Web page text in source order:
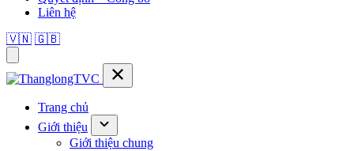
Liên hệ
🇻🇳 🇬🇧
Trang chủ
Giới thiệu
Giới thiệu chung